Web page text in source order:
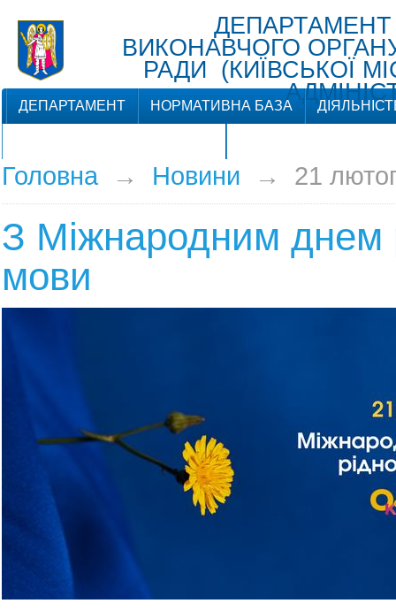
ВИКОНАВЧОГО
РАДИ (КИЇВСЬКОЇ
ДЕПАРТАМЕНТ НОРМАТИВНА БАЗА
Головна→ Новини → 21
З Міжнародним днем
мови